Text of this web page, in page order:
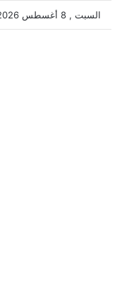
السبت , 8 أغسطس 2026